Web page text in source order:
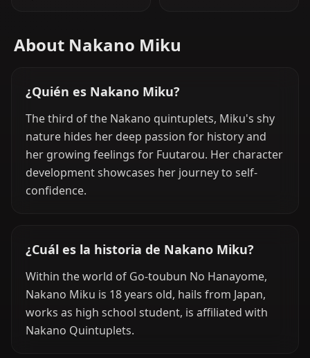
About Nakano Miku
¿Quién es Nakano Miku?
The third of the Nakano quintuplets, Miku's shy
nature hides her deep passion for history and
her growing feelings for Fuutarou. Her character
development showcases her journey to self-
confidence.
¿Cuál es la historia de Nakano Miku?
Within the world of Go-toubun No Hanayome,
Nakano Miku is 18 years old, hails from Japan,
works as high school student, is affiliated with
Nakano Quintuplets.